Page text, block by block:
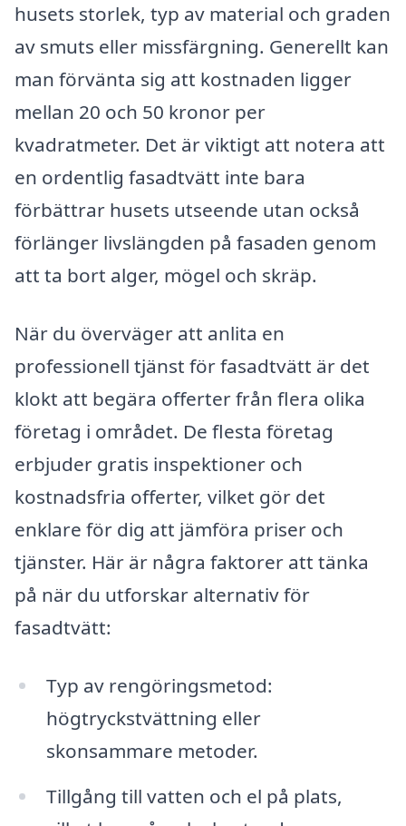
husets storlek, typ av material och graden
av smuts eller missfärgning. Generellt kan
man förvänta sig att kostnaden ligger
mellan 20 och 50 kronor per
kvadratmeter. Det är viktigt att notera att
en ordentlig fasadtvätt inte bara
förbättrar husets utseende utan också
förlänger livslängden på fasaden genom
att ta bort alger, mögel och skräp.
När du överväger att anlita en
professionell tjänst för fasadtvätt är det
klokt att begära offerter från flera olika
företag i området. De flesta företag
erbjuder gratis inspektioner och
kostnadsfria offerter, vilket gör det
enklare för dig att jämföra priser och
tjänster. Här är några faktorer att tänka
på när du utforskar alternativ för
fasadtvätt:
Typ av rengöringsmetod:
högtryckstvättning eller
skonsammare metoder.
Tillgång till vatten och el på plats,